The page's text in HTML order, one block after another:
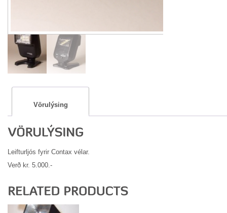
Vörulýsing
Leifturljós fyrir Contax vélar.
Verð kr. 5.000.-